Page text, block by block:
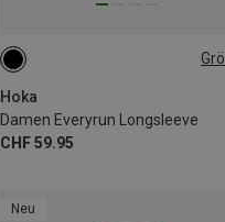
Hoka
Damen Everyrun Longsleeve
CHF 59.95
XS
Neu